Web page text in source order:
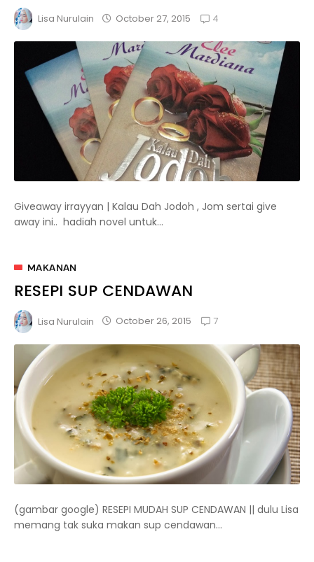
Lisa Nurulain October 27, 2015 4
Giveaway irrayyan | Kalau Dah Jodoh , Jom sertai give
away ini.. hadiah novel untuk...
MAKANAN
RESEPI SUP CENDAWAN
Lisa Nurulain October 26, 2015 7
(gambar google) RESEPI MUDAH SUP CENDAWAN || dulu Lisa
memang tak suka makan sup cendawan...